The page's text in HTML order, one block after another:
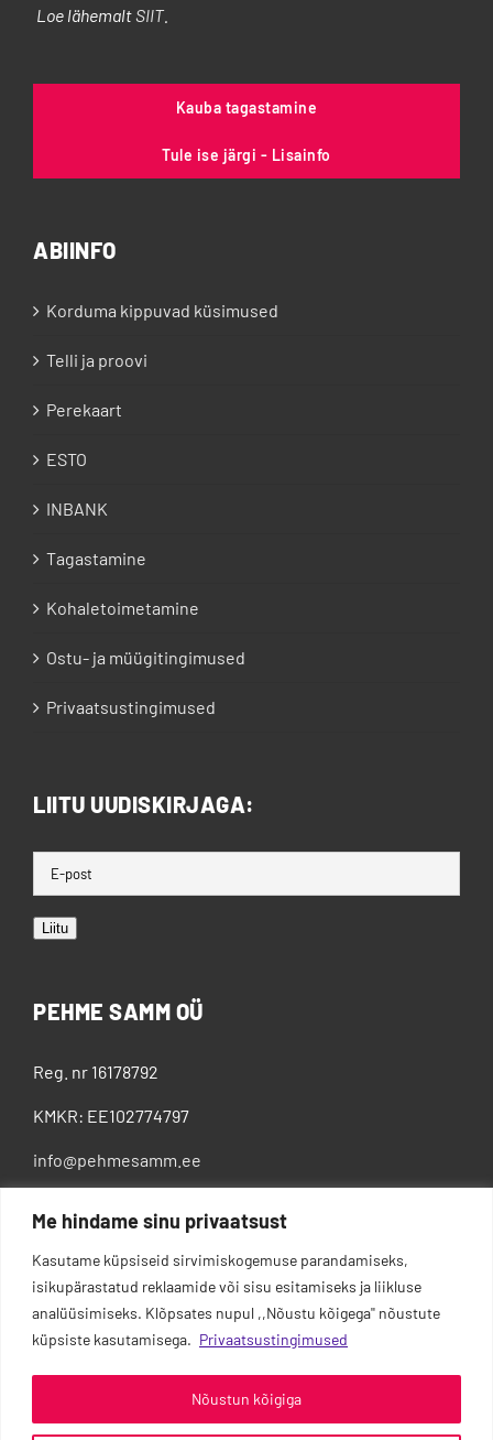
Me hindame sinu privaatsust
Kasutame küpsiseid sirvimiskogemuse parandamiseks,
isikupärastatud reklaamide või sisu esitamiseks ja liikluse
analüüsimiseks. Klõpsates nupul ,,Nõustu kõigega'' nõustute
küpsiste kasutamisega. Privaatsustingimused
Nõustun kõigiga
Loe lähemaltSIIT.
Kauba tagastamine
Tule ise järgi - Lisainfo
ABIINFO
Korduma kippuvad küsimused
Telli ja proovi
Perekaart
ESTO
INBANK
Tagastamine
Kohaletoimetamine
Ostu- ja müügitingimused
Privaatsustingimused
LIITU UUDISKIRJAGA:
Liitu
PEHME SAMM OÜ
Reg. nr 16178792
KMKR: EE102774797
info@pehmesamm.ee